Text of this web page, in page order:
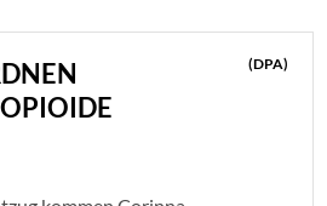
(DPA)